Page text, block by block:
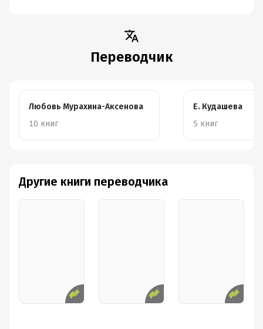
Переводчик
Любовь Мурахина-Аксенова
10 книг
Е. Кудашева
5 книг
Другие книги переводчика